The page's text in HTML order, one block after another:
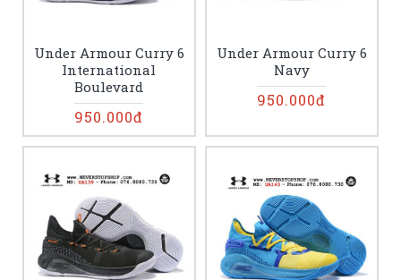
Under Armour Curry 6
International
Boulevard
950.000đ
Under Armour Curry 6
Navy
950.000đ